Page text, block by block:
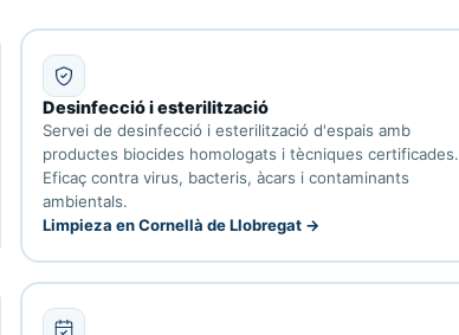
Desinfecció i esterilització
Servei de desinfecció i esterilització d'espais amb
productes biocides homologats i tècniques certificades.
Eficaç contra virus, bacteris, àcars i contaminants
ambientals.
Limpieza en Cornellà de Llobregat →